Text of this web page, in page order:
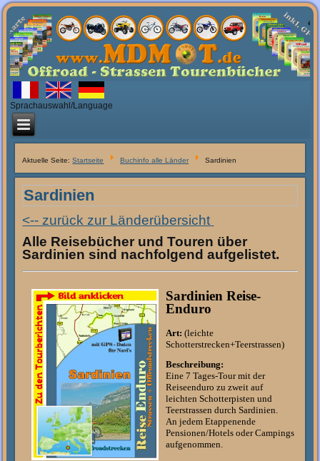
Sprachauswahl/Language
Aktuelle Seite:Startseite Buchinfo alle Länder Sardinien
Sardinien
<-- zurück zur Länderübersicht
Alle Reisebücher und Touren über
Sardinien sind nachfolgend aufgelistet.
Sardinien Reise-
Enduro
Art: (leichte
Schotterstrecken+Teerstrassen)
Beschreibung:
Eine 7 Tages-Tour mit der
Reiseenduro zu zweit auf
leichten Schotterpisten und
Teerstrassen durch Sardinien.
An jedem Etappenende
Pensionen/Hotels oder Campings
aufgenommen.